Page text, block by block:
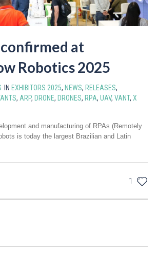
at
Robotics 2025
IN EXHIBITORS 2025, NEWS, RELEASES,
, ARP, DRONE, DRONES, RPA, UAV, VANT, X
and manufacturing of RPAs (Remotely
is today the largest Brazilian and Latin
1